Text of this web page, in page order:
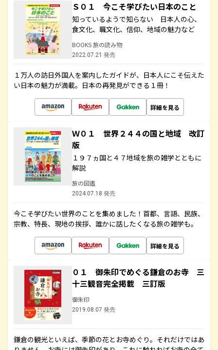
Ｓ０１ 今こそ学びたい日本のこと
知っているようで知らない 日本人の心、
食文化、職文化、信仰、地域の魅力など
BOOKS 旅の読み物
2022.07.21 発売
１万人の訪日外国人を案内したガイドが、日本人にこそ伝えた
い日本の魅力が満載。日本の再発見ができる１冊！
詳細を見る
Ｗ０１ 世界２４４の国と地域 改訂
版
１９７ヵ国と４７地域を旅の雑学とともに
解説
旅の図鑑
2024.07.18 発売
今こそ学びたい世界のことを集めました！首都、言語、民族、
宗教、特長、現地の挨拶、誰かに話したくなる旅の雑学も。
詳細を見る
０１ 御朱印でめぐる鎌倉のお寺 三
十三観音完全掲載 三訂版
御朱印
2019.08.07 発売
鎌倉の観光といえば、季節の花とお寺めぐり。それだけではあ